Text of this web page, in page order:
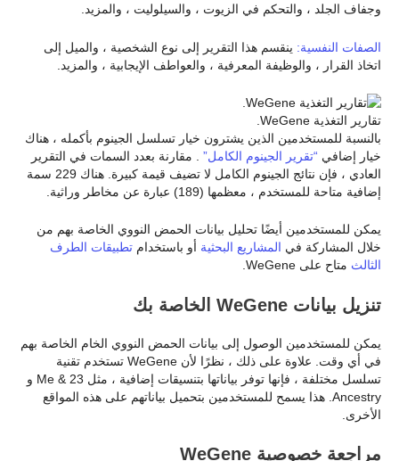
وجفاف الجلد ، والتحكم في الزيوت ، والسيلوليت ، والمزيد.
الصفات النفسية: ينقسم هذا التقرير إلى نوع الشخصية ، والميل إلى
اتخاذ القرار ، والوظيفة المعرفية ، والعواطف الإيجابية ، والمزيد.
تقارير التغذية WeGene.
بالنسبة للمستخدمين الذين يشترون خيار تسلسل الجينوم بأكمله ، هناك
خيار إضافي “تقرير الجينوم الكامل” . مقارنة بعدد السمات في التقرير
العادي ، فإن نتائج الجينوم الكامل لا تضيف قيمة كبيرة. هناك 229 سمة
إضافية متاحة للمستخدم ، معظمها (189) عبارة عن مخاطر وراثية.
يمكن للمستخدمين أيضًا تحليل بيانات الحمض النووي الخاصة بهم من
خلال المشاركة في المشاريع البحثية أو باستخدام تطبيقات الطرف
الثالث متاح على WeGene.
تنزيل بيانات WeGene الخاصة بك
يمكن للمستخدمين الوصول إلى بيانات الحمض النووي الخام الخاصة بهم
في أي وقت. علاوة على ذلك ، نظرًا لأن WeGene تستخدم تقنية
تسلسل مختلفة ، فإنها توفر بياناتها بتنسيقات إضافية ، مثل 23 & Me و
Ancestry. هذا يسمح للمستخدمين بتحميل بياناتهم على هذه المواقع
الأخرى.
مراجعة خصوصية WeGene